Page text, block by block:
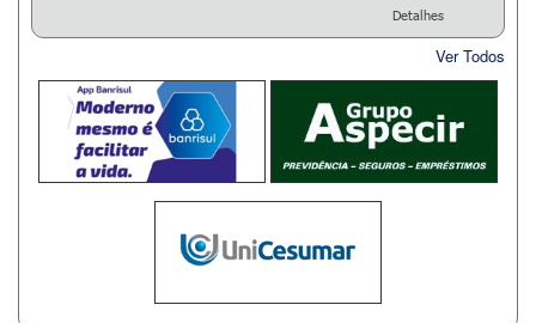
Detalhes
Ver Todos